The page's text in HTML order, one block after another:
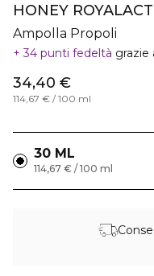
HONEY
Ampolla Propoli
34 punti fedeltà grazie
34,40 €
114,67 € / 100 ml
30 ML
114,67 € / 100 ml